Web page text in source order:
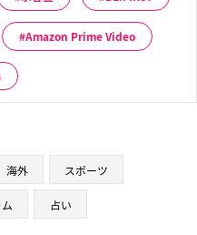
Amazon Prime Video
海外 スポーツ
占い